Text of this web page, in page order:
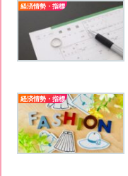
経済情勢・指標
経済情勢・指標